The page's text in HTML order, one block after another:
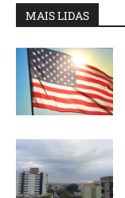
MAIS LIDAS